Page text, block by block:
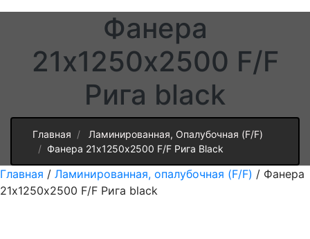
Фанера
21х1250х2500 F/F
Рига black
Главная
Ламинированная, Опалубочная (F/F)
Фанера 21х1250х2500 F/F Рига Black
Главная / Ламинированная, опалубочная (F/F) / Фанера
21х1250х2500 F/F Рига black